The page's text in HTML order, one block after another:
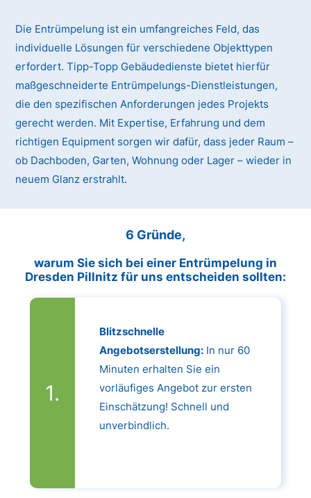
Die Entrümpelung ist ein umfangreiches Feld, das
individuelle Lösungen für verschiedene Objekttypen
erfordert. Tipp-Topp Gebäudedienste bietet hierfür
maßgeschneiderte Entrümpelungs-Dienstleistungen,
die den spezifischen Anforderungen jedes Projekts
gerecht werden. Mit Expertise, Erfahrung und dem
richtigen Equipment sorgen wir dafür, dass jeder Raum –
ob Dachboden, Garten, Wohnung oder Lager – wieder in
neuem Glanz erstrahlt.
6 Gründe,
warum Sie sich bei einer Entrümpelung in
Dresden Pillnitz für uns entscheiden sollten:
Blitzschnelle
Angebotserstellung:In nur 60
Minuten erhalten Sie ein
vorläufiges Angebot zur ersten
Einschätzung! Schnell und
unverbindlich.